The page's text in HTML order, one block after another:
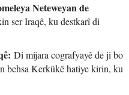
Neteweyan de
ser Iraqê, ku destkarî di
Di mijara cografyayê de ji bo
behsa Kerkûkê hatiye kirin, ku